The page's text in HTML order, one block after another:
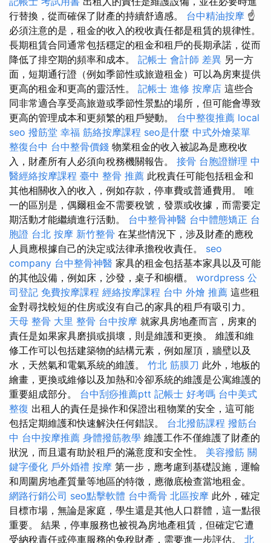
行替換，從而確保了財產的持續舒適感。 台中精油按摩 ☝
必須注意的是，租金的收入的稅收責任都是租賃的規律性。
長期租賃合同通常包括穩定的租金和租戶的長期承諾，從而
降低了排空期的頻率和成本。 記帳士 會計師 差異 另一方
面，短期通行證（例如季節性或旅遊租金）可以為房東提供
更高的租金和更高的靈活性。 記帳士 進修 按摩店 這些合
同非常適合享受高旅遊或季節性景點的場所，但可能會導致
更高的管理成本和更頻繁的租戶變動。 台中整復推薦 local
seo 撥筋堂 幸福 筋絡按摩課程 seo是什麼 中式外燴菜單
整復台中 台中整骨價錢 物業租金的收入被認為是應稅收
入，財產所有人必須向稅務機關報告。 接骨 台胞證辦理 中
醫經絡按摩課程 臺中 整骨 推薦 此稅責任可能包括租金和
其他相關收入的收入，例如存款，停車費或普通費用。 唯
一的區別是，偶爾租金不需要稅號，發票或收據，而需要定
期活動才能繼續進行活動。 台中整骨神醫 台中體態矯正 台
胞證 台北 按摩 新竹整骨 在某些情況下，涉及財產的應稅
人員應根據自己的決定或法律承擔稅收責任。 seo
company 台中整骨神醫 家具的租金包括基本家具以及可能
的其他設備，例如床，沙發，桌子和櫥櫃。 wordpress 公
司登記 免費按摩課程 經絡按摩課程 台中 外燴 推薦 這些租
金對尋找較短的住房或沒有自己的家具的租戶有吸引力。
天母 整骨 大里 整骨 台中按摩 就家具房地產而言，房東的
責任是如果家具磨損或損壞，則是維護和更換。 維護和維
修工作可以包括建築物的結構元素，例如屋頂，牆壁以及
水，天然氣和電氣系統的維護。 竹北 筋膜刀 此外，地板的
繪畫，更換或維修以及加熱和冷卻系統的維護是公寓維護的
重要組成部分。 台中刮痧推薦ptt 記帳士 好考嗎 台中美式
整復 出租人的責任是操作和保證出租物業的安全，這可能
包括定期維護和快速解決任何錯誤。 台北撥筋課程 撥筋台
中 台中按摩推薦 身體撥筋教學 維護工作不僅維護了財產的
狀況，而且還有助於租戶的滿意度和安全性。 美容撥筋 關
鍵字優化 戶外婚禮 按摩 第一步，應考慮到基礎設施，運輸
和周圍房地產質量等地區的特徵，應徹底檢查當地租金。
網路行銷公司 seo點擊軟體 台中喬骨 北區按摩 此外，確定
目標市場，無論是家庭，學生還是其他人口群體，這一點很
重要。 結果，停車服務也被視為房地產租賃，但確定它遭
受納稅責任或停車服務的免稅財產，需要進一步評估。 北